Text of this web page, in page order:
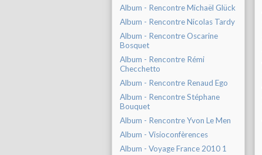
Album - Rencontre Michaël Glück
Album - Rencontre Nicolas Tardy
Album - Rencontre Oscarine
Bosquet
Album - Rencontre Rémi
Checchetto
Album - Rencontre Renaud Ego
Album - Rencontre Stéphane
Bouquet
Album - Rencontre Yvon Le Men
Album - Visioconfèrences
Album - Voyage France 2010 1